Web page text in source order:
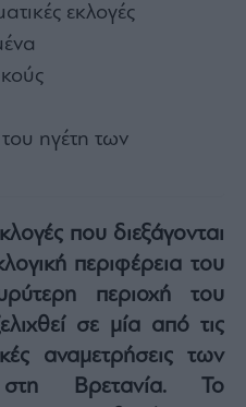
εκλογές
του ηγέτη των
που διεξάγονται
περιφέρεια του
περιοχή του
σε μία από τις
αναμετρήσεις των
Βρετανία. Το